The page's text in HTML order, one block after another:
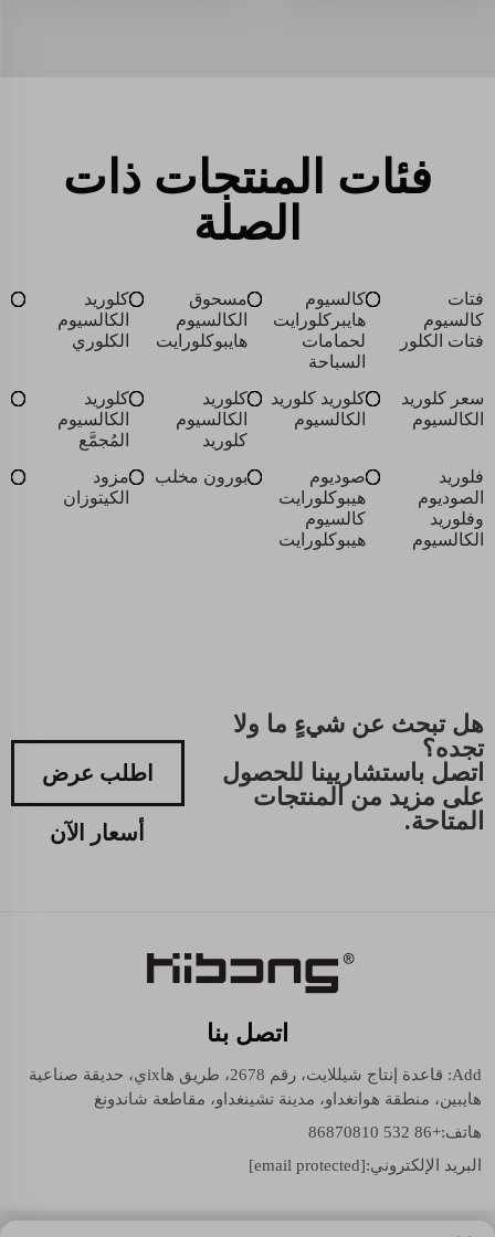
فئات المنتجات ذات
الصلة
فتات
كالسيوم
فتات الكلور
كالسيوم
هايبركلورايت
لحمامات
السباحة
مسحوق
الكالسيوم
هايبوكلورايت
كلوريد
الكالسيوم
الكلوري
سعر كلوريد
الكالسيوم
كلوريد كلوريد
الكالسيوم
كلوريد
الكالسيوم
كلوريد
كلوريد
الكالسيوم
المُجمَّع
فلوريد
الصوديوم
وفلوريد
الكالسيوم
صوديوم
هيبوكلورايت
كالسيوم
هيبوكلورايت
بورون مخلب
مزود
الكيتوزان
هل تبحث عن شيءٍ ما ولا
تجده؟
اتصل باستشاريينا للحصول
على مزيد من المنتجات
المتاحة.
اطلب عرض
أسعار الآن
اتصل بنا
Add: قاعدة إنتاج شيللايت، رقم 2678، طريق هاixي، حديقة صناعية
هايبين، منطقة هوانغداو، مدينة تشينغداو، مقاطعة شاندونغ
هاتف:+86 532 86870810
البريد الإلكتروني:[email protected]